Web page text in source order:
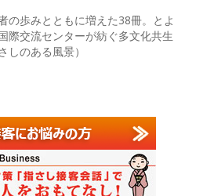
の歩みとともに増えた38冊。とよ
際交流センターが紡ぐ多文化共生
しのある風景）